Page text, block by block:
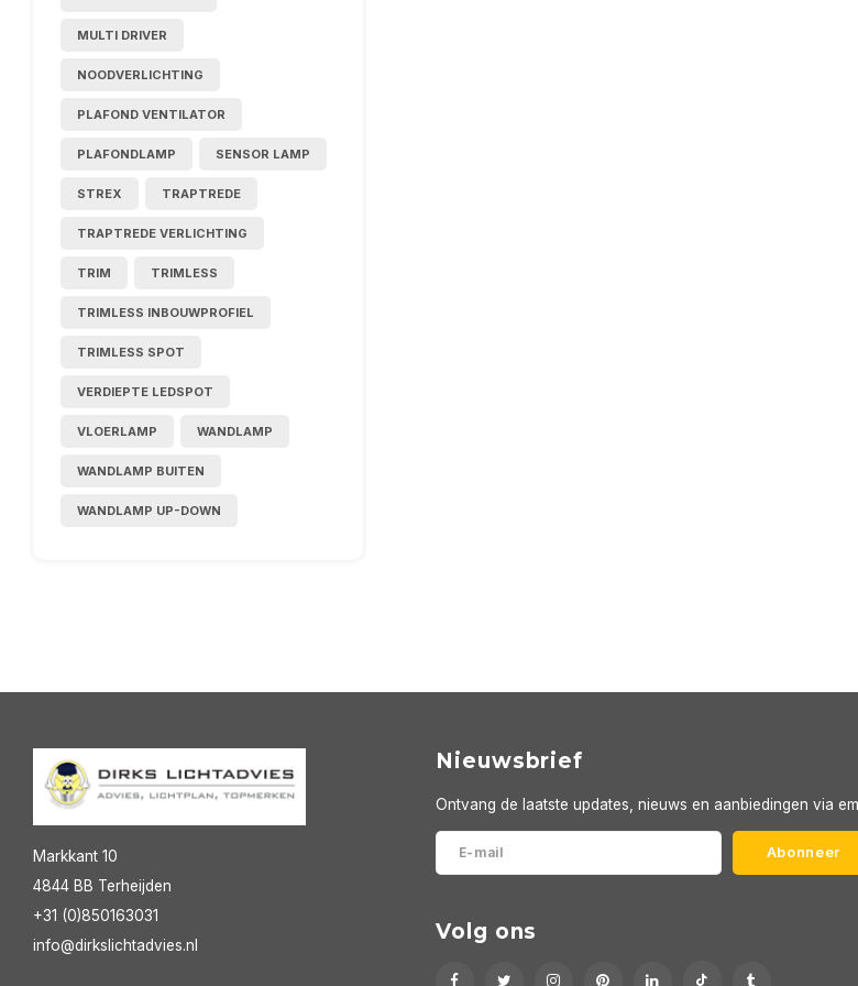
MULTI DRIVER
NOODVERLICHTING
PLAFOND VENTILATOR
PLAFONDLAMP SENSOR LAMP
STREX TRAPTREDE
TRAPTREDE VERLICHTING
TRIM TRIMLESS
TRIMLESS INBOUWPROFIEL
TRIMLESS SPOT
VERDIEPTE LEDSPOT
VLOERLAMP WANDLAMP
WANDLAMP BUITEN
WANDLAMP UP-DOWN
Markkant 10
4844 BB Terheijden
+31 (0)850163031
info@dirkslichtadvies.nl
Nieuwsbrief
Ontvang de laatste updates, nieuws en aanbiedingen via
Abonneer
Volg ons